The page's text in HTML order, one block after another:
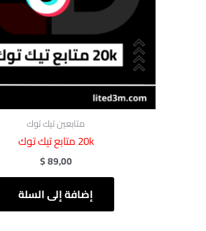
متابعين تيك توك
20k متابع تيك توك
$89,00
إضافة إلى السلة